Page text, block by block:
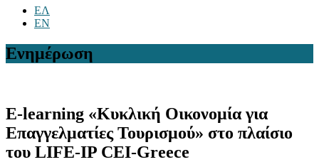
ΕΛ
EN
Ενημέρωση
E-learning «Κυκλική Οικονομία για
Επαγγελματίες Τουρισμού» στο πλαίσιο
του LIFE-IP CEI-Greece